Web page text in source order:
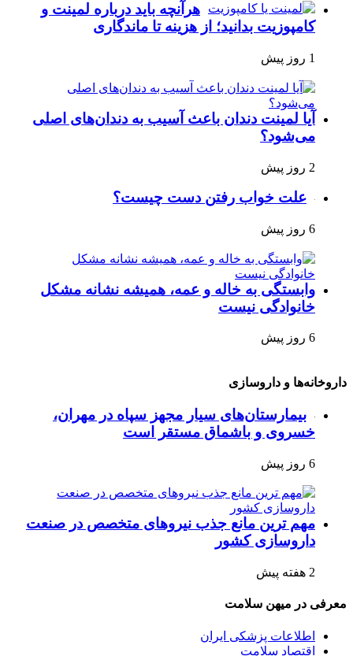
هرآنچه باید درباره لمینت و
کامپوزیت بدانید؛ از هزینه تا ماندگاری
1 روز پیش
آیا لمینت دندان باعث آسیب به دندان‌های اصلی
می‌شود؟
2 روز پیش
علت خواب رفتن دست چیست؟
6 روز پیش
وابستگی به خاله و عمه، همیشه نشانه مشکل
خانوادگی نیست
6 روز پیش
داروخانه‌ها و داروسازی
بیمارستان‌های سیار مجهز سپاه در مهران،
خسروی و باشماق مستقر است
6 روز پیش
مهم ترین مانع جذب نیروهای متخصص در صنعت
داروسازی کشور
2 هفته پیش
معرفی در میهن سلامت
اطلاعات پزشکی ایران
اقتصاد سلامت